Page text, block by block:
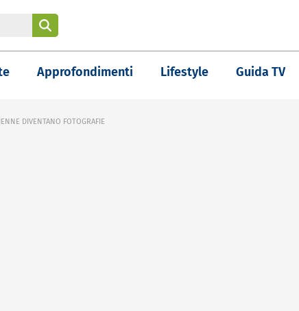
Approfondimenti Lifestyle Guida TV
DIVENTANO FOTOGRAFIE